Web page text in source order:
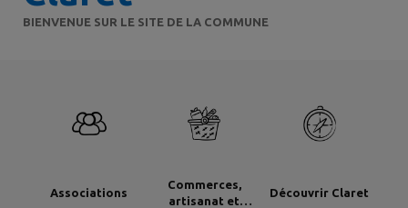
BIENVENUE SUR LE SITE DE LA COMMUNE
Associations
Commerces,
artisanat et
Découvrir Claret